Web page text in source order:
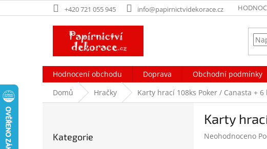
na
+420 721 055 945 info@papirnictvidekorace.cz
Hodnocení obchodu Doprava Obchodní podmínky
Domů
Hračky Karty hrací 108ks Poker / Canasta + 6
kategorie
Kategorie
Karty
Průměrné
Neohodnoceno